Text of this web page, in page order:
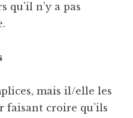
qu’il n’y a pas
mais il/elle les
faisant croire qu’ils